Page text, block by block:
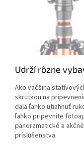
Udrží rôzne
Ako väčšina
skrutkou na
dala ľahko utiahnuť
ľahko pripevníte
panoramatické a
príslušenstva.